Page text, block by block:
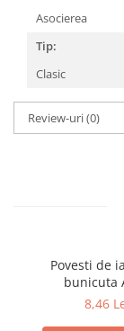
Asocierea
Tip:
Clasic
Review-uri(0)
Povesti de
bunicuta
8,46